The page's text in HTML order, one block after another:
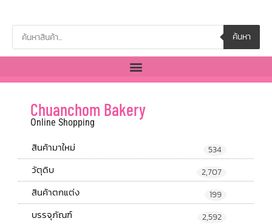
ค้นหา
Chuanchom Bakery
Online Shopping
สินค้ามาใหม่ 534
วัตุดิบ 2,707
สินค้าตกแต่ง 199
บรรจุภัณฑ์ 2,592